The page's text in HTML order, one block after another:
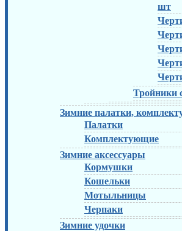
шт
Тройники
Зимние палатки,
Палатки
Комплектующие
Зимние аксессуары
Кормушки
Кошельки
Мотыльницы
Черпаки
Зимние удочки